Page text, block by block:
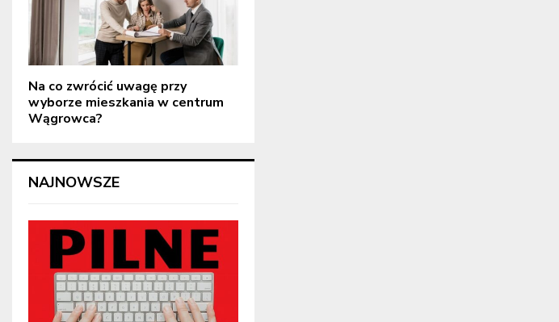
Na co zwrócić uwagę przy
wyborze mieszkania w centrum
Wągrowca?
NAJNOWSZE